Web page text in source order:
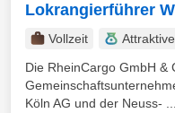
Lokrangierführer
Vollzeit
Die RheinCargo GmbH &
Köln AG und der Neuss- ...